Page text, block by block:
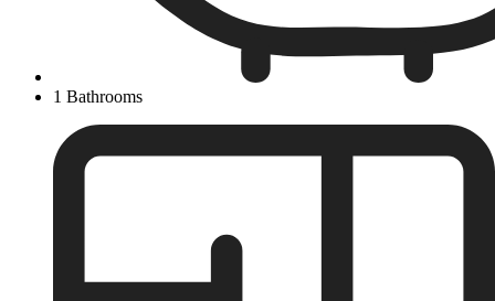
1 Bathrooms